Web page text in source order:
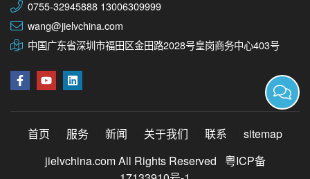
0755-32945888 13006309999
wang@jielvchina.com
中国广东省深圳市福田区金田路2028号皇岗商务中心403号
首页 服务 新闻 关于我们 联系
sitemap
jielvchina.com All Rights Reserved 粤ICP备